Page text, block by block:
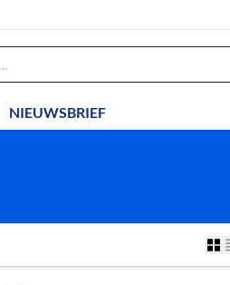
NIEUWSBRIEF